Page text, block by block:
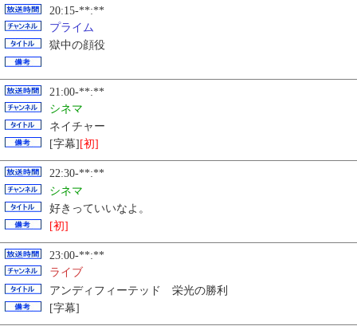
20:15-**:**
プライム
獄中の顔役
21:00-**:**
シネマ
ネイチャー
[字幕] [初]
22:30-**:**
シネマ
好きっていいなよ。
[初]
23:00-**:**
ライブ
アンディフィーテッド 栄光の勝利
[字幕]